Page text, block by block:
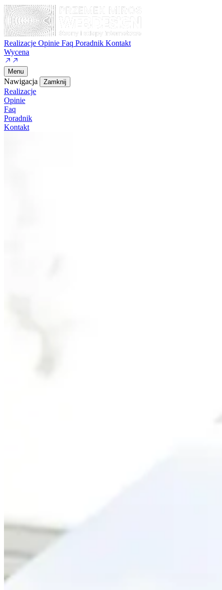
Realizacje Opinie Faq Poradnik Kontakt
Wycena
Menu
Nawigacja Zamknij
Realizacje
Opinie
Faq
Poradnik
Kontakt